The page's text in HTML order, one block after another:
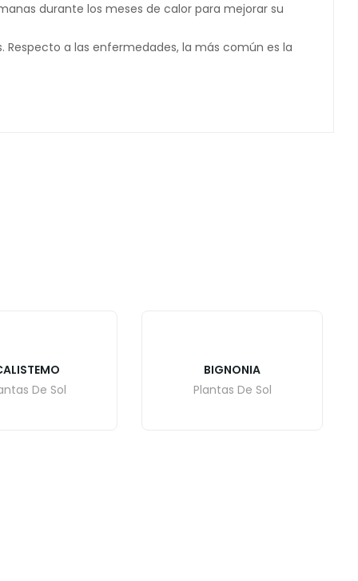
durante los meses de calor para mejorar su
a las enfermedades, la más común es la
De Sol
BIGNONIA
Plantas De Sol